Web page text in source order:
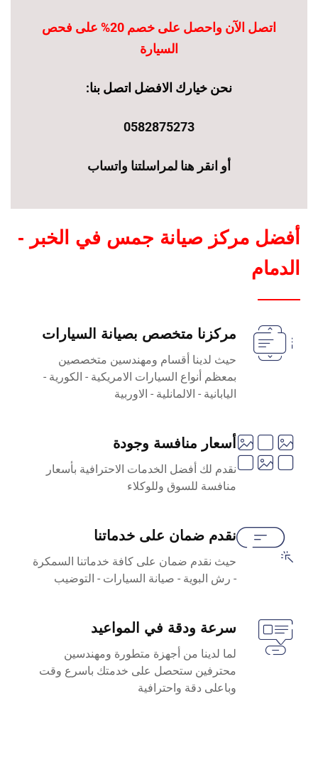
اتصل الآن واحصل على خصم 20% على فحص
السيارة
نحن خيارك الافضل اتصل بنا:
0582875273
أو انقر هنا لمراسلتنا واتساب
أفضل مركز صيانة جمس في الخبر -
الدمام
مركزنا متخصص بصيانة السيارات
حيث لدينا أقسام ومهندسين متخصصين
بمعظم أنواع السيارات الامريكية - الكورية -
اليابانية - الالمانلية - الاوربية
أسعار منافسة وجودة
نقدم لك أفضل الخدمات الاحترافية بأسعار
منافسة للسوق وللوكلاء
نقدم ضمان على خدماتنا
حيث نقدم ضمان على كافة خدماتنا السمكرة
- رش البوية - صيانة السيارات - التوضيب
سرعة ودقة في المواعيد
لما لدينا من أجهزة متطورة ومهندسين
محترفين ستحصل على خدمتك باسرع وقت
وباعلى دقة واحترافية